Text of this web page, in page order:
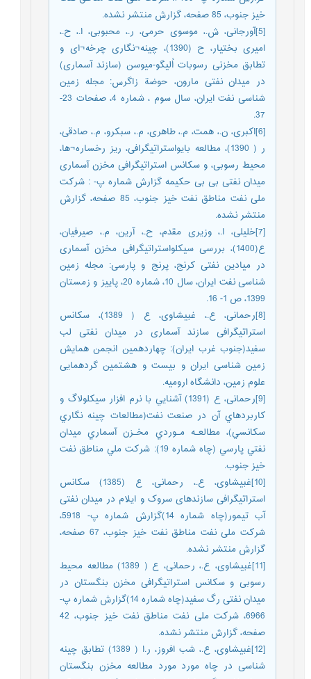
خیز جنوب، 85 صفحه، گزارش منتشر نشده.
[5]آورجانی، ش.، موسوی حرمی، ر.، محبوبی، ا.، ح.،
امیری بختیار، ح (1390)، چینه¬نگاری چرخه¬ای و
تطابق مخزنی رسوبات اُلیگو-میوسن (سازند آسماری)
در میدان نفتی مارون، حوضة زاگرس: مجله زمین
شناسی نفت ایران، سال سوم ، شماره 4، صفحات 23-
37.
[6]اکبری، ن.، همت، م.، طاهری، م.، سبکرو، م.، صادقی،
ر ( 1390)، مطالعه بایواستراتیگرافی، ریز رخساره¬ها،
محیط رسوبی، و سکانس استراتیگرافی مخزن آسماری
میدان نفتی بی بی حکیمه گزارش شماره پ- : شرکت
ملی نفت مناطق نفت خیز جنوب، 85 صفحه، گزارش
منتشر نشده.
[7]خلیلی، ا.، وزیری مقدم، ح.، آرین، م.، صیرفیان،
ع(1400)، بررسی سیکلواستراتیگرافی مخزن آسماری
در میادین نفتی کرنج، پرنج و پارسی: مجله زمین
شناسی نفت ایران، سال 10، شماره 20، پاییز و زمستان
1399، ص 1- 16.
[8]رحمانی، ع.، غبیشاوی، ع ( 1389)، سکانس
استراتیگرافی سازند آسماری در میدان نفتی لب
سفید(جنوب غرب ایران): چهاردهمین انجمن همایش
زمین شناسی ایران و بیست و هشتمین گردهمایی
علوم زمین، دانشگاه ارومیه.
[9]رحمانی، ع (1391) آشنايي با نرم افزار سيکلولاگ و
کاربردهاي آن در صنعت نفت(مطالعات چينه نگاري
سکانسي)، مطالعـه مـوردي مخـزن آسماري ميدان
نفتي پارسي (چاه شماره 19): شرکت ملي مناطق نفت
خيز جنوب.
[10]غبیشاوی، ع.، رحمانی، ع (1385) سکانس
استراتیگرافی سازندهای سروک و ایلام در میدان نفتی
آب تیمور(چاه شماره 14)گزارش شماره پ- 5918،
شرکت ملی نفت مناطق نفت خیز جنوب، 67 صفحه،
گزارش منتشر نشده.
[11]غبیشاوی، ع.، رحمانی، ع ( 1389) مطالعه محیط
رسوبی و سکانس استراتیگرافی مخزن بنگستان در
میدان نفتی رگ سفید(چاه شماره 14)گزارش شماره پ-
6966، شرکت ملی نفت مناطق نفت خیز جنوب، 42
صفحه، گزارش منتشر نشده.
[12]غبیشاوی، ع.، شب افروز، ر.ا ( 1389) تطابق چینه
شناسی در چاه مورد مورد مطالعه مخزن بنگستان